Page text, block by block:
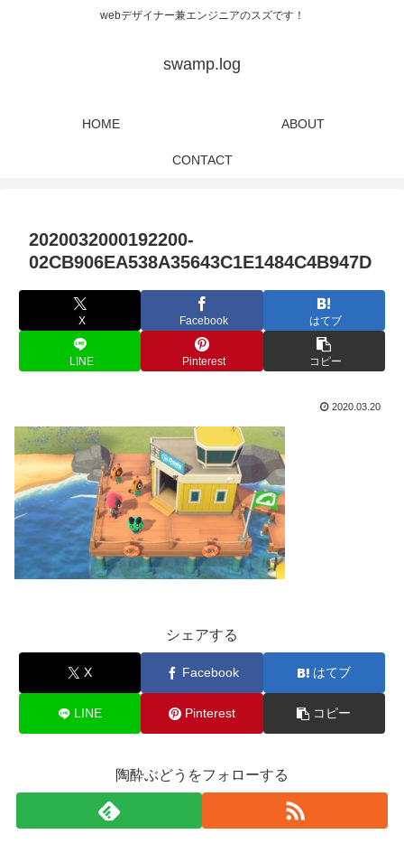
webデザイナー兼エンジニアのスズです！
swamp.log
HOME ABOUT
CONTACT
2020032000192200-
02CB906EA538A35643C1E1484C4B947D
X Facebook はてブ
LINE Pinterest コピー
2020.03.20
シェアする
X Facebook はてブ
LINE Pinterest コピー
陶酔ぶどうをフォローする